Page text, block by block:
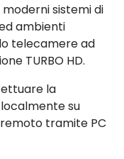
sistemi di
ambienti
telecamere ad
TURBO HD.
la
su
tramite PC